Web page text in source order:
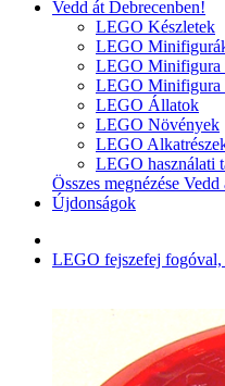
Vedd át Debrecenben!
LEGO Készletek
LEGO
LEGO Minifigura
LEGO Minifigura
LEGO Állatok
LEGO Növények
LEGO
LEGO használati
Összes megnézése
Újdonságok
LEGO fejszefej fogóval,